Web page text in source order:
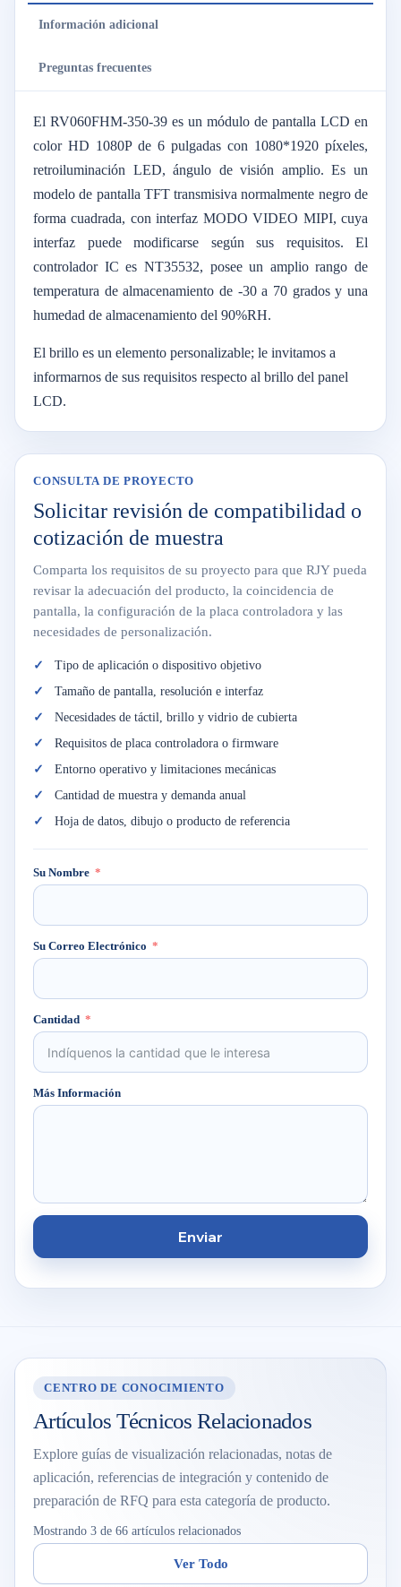
Información adicional
Preguntas frecuentes
El RV060FHM-350-39 es un módulo de pantalla LCD en
color HD 1080P de 6 pulgadas con 1080*1920 píxeles,
retroiluminación LED, ángulo de visión amplio. Es un
modelo de pantalla TFT transmisiva normalmente negro de
forma cuadrada, con interfaz MODO VIDEO MIPI, cuya
interfaz puede modificarse según sus requisitos. El
controlador IC es NT35532, posee un amplio rango de
temperatura de almacenamiento de -30 a 70 grados y una
humedad de almacenamiento del 90%RH.
El brillo es un elemento personalizable; le invitamos a
informarnos de sus requisitos respecto al brillo del panel
LCD.
CONSULTA DE PROYECTO
Solicitar revisión de compatibilidad o
cotización de muestra
Comparta los requisitos de su proyecto para que RJY pueda
revisar la adecuación del producto, la coincidencia de
pantalla, la configuración de la placa controladora y las
necesidades de personalización.
Tipo de aplicación o dispositivo objetivo
Tamaño de pantalla, resolución e interfaz
Necesidades de táctil, brillo y vidrio de cubierta
Requisitos de placa controladora o firmware
Entorno operativo y limitaciones mecánicas
Cantidad de muestra y demanda anual
Hoja de datos, dibujo o producto de referencia
Su Nombre
Su Correo Electrónico
Cantidad
Más Información
Enviar
CENTRO DE CONOCIMIENTO
Artículos Técnicos Relacionados
Explore guías de visualización relacionadas, notas de
aplicación, referencias de integración y contenido de
preparación de RFQ para esta categoría de producto.
Mostrando 3 de 66 artículos relacionados
Ver Todo